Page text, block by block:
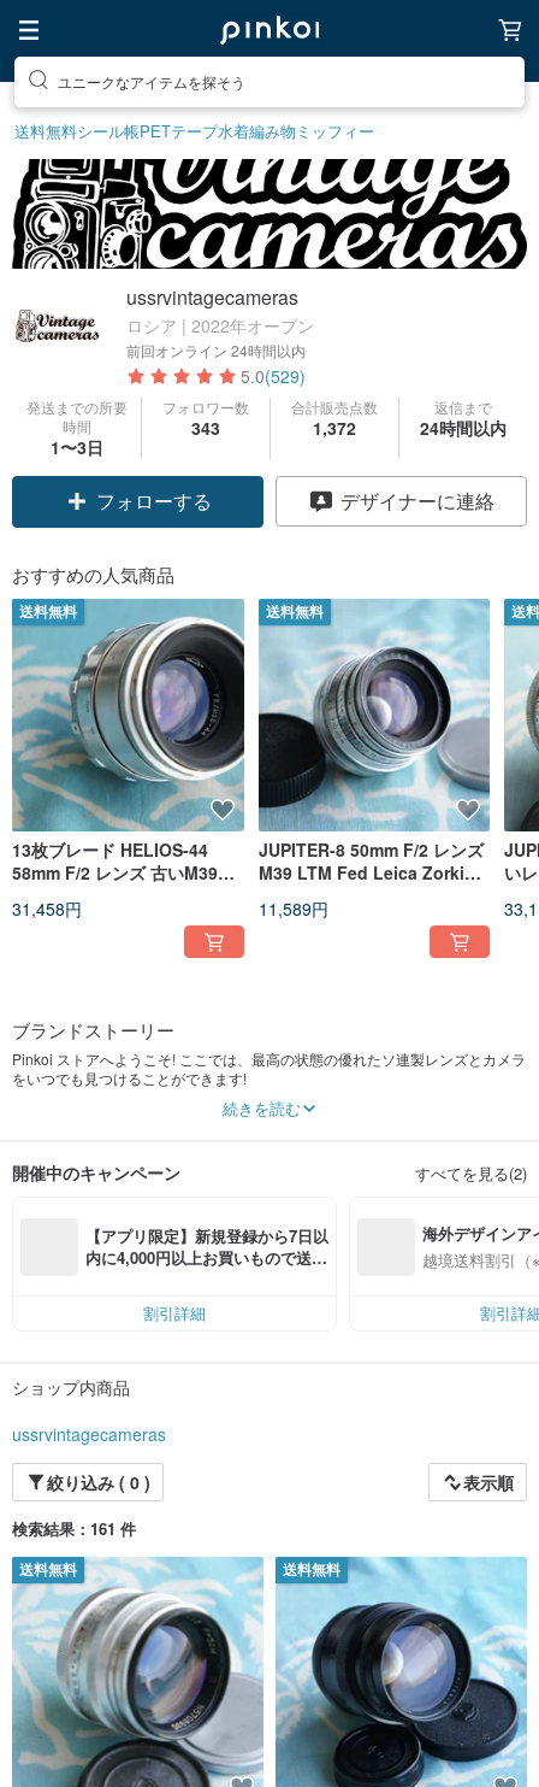
素敵な生活グッズを探そう
送料無料シール帳PETテープ水着編み物 ミッフィー
ussrvintagecameras
ロシア | 2022年オープン
前回オンライン 24時間以内
5.0(529)
発送までの所要
時間
1〜3日
フォロワー数
343
合計販売点数
1,372
返信まで
24時間以内
フォローする デザイナーに連絡
おすすめの人気商品
送料無料
13枚ブレード HELIOS-44
58mm F/2 レンズ 古いM39
31,458円
送料無料
JUPITER-8 50mm F/2 レンズ
M39 LTM Fed Leica Zorki
11,589円
送
い
ブランドストーリー
Pinkoi ストアへようこそ! ここでは、最高の状態の優れたソ連製レンズとカメラ
をいつでも見つけることができます!
20年以上のヴィンテージレンズ、カメラ、アクセサリーを販売しています。 私
たちの主な経験は eB*y での販売でしたが、今は商品を出品して販売する新しい
分に証明されています。 当社の製品はすべて30年以上前のヴィンテージですの
問に喜んでお応えします。私たちの最優先事項は、世界中のお客様の満足と幸
福です。 常連のお客様は、どんな状況でも頼れる存在です。
続きを読む
開催中のキャンペーン すべてを見る(2)
【アプリ限定】新規登録から7日以
内に4,000円以上お買いもので送料
割引詳細
海外デザインア
入
越境送料割引（
割引詳
ショップ内商品
ussrvintagecameras
絞り込み ( 0 )
表示順
検索結果：161 件
送料無料 送料無料